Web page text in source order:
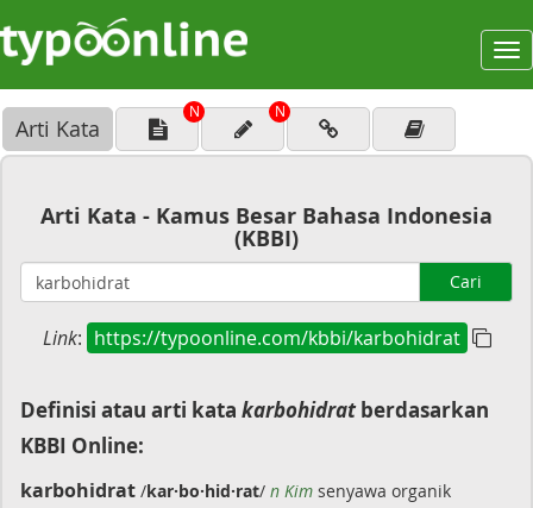
Arti Kata
N N
Arti Kata - Kamus Besar Bahasa Indonesia
(KBBI)
Cari
Link: https://typoonline.com/kbbi/karbohidrat
Definisi atau arti kata karbohidratberdasarkan
KBBI Online:
karbohidrat /kar·bo·hid·rat/ n Kim senyawa organik